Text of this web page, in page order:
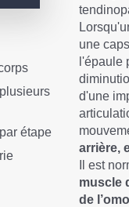
étape
une
l'épaule
d'une
arrière,
Il est
muscle
de